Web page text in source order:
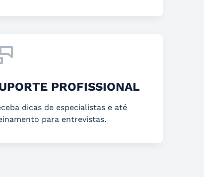
PROFISSIONAL
dicas de especialistas e até
para entrevistas.